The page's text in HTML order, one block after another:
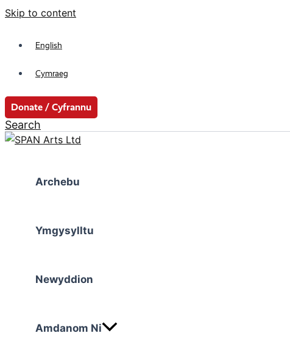
Skip to content
English
Cymraeg
Donate / Cyfrannu
Search
Archebu
Ymgysylltu
Newyddion
Amdanom Ni